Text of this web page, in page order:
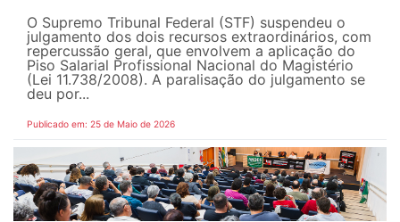
O Supremo Tribunal Federal (STF) suspendeu o
julgamento dos dois recursos extraordinários, com
repercussão geral, que envolvem a aplicação do
Piso Salarial Profissional Nacional do Magistério
(Lei 11.738/2008). A paralisação do julgamento se
deu por...
Publicado em: 25 de Maio de 2026